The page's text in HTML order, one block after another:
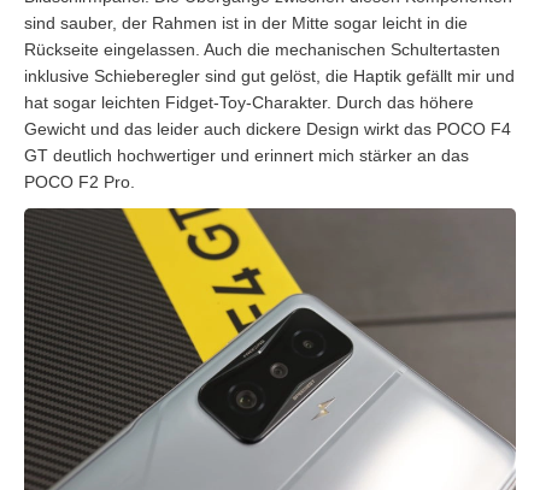
sind sauber, der Rahmen ist in der Mitte sogar leicht in die
Rückseite eingelassen. Auch die mechanischen Schultertasten
inklusive Schieberegler sind gut gelöst, die Haptik gefällt mir und
hat sogar leichten Fidget-Toy-Charakter. Durch das höhere
Gewicht und das leider auch dickere Design wirkt das POCO F4
GT deutlich hochwertiger und erinnert mich stärker an das
POCO F2 Pro.